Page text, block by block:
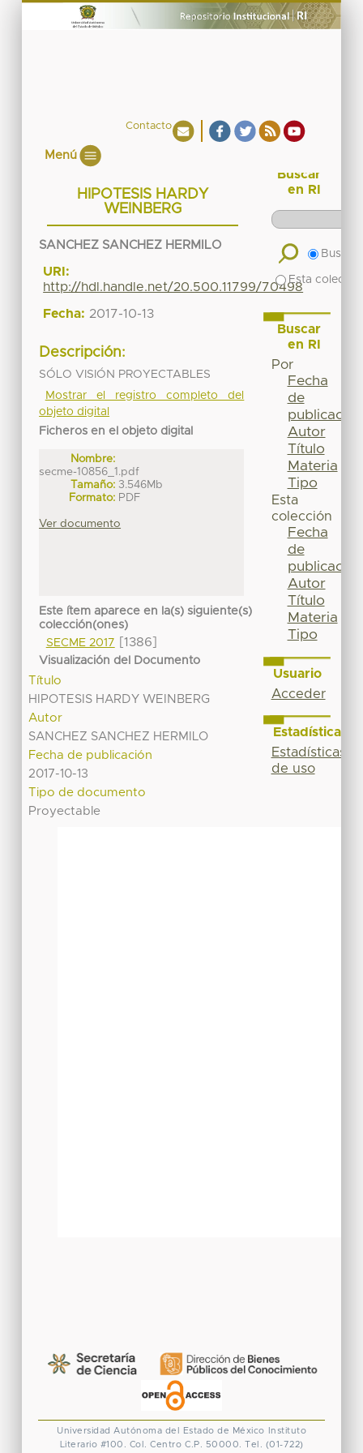
Contacto
Menú
HIPOTESIS HARDY
WEINBERG
SANCHEZ SANCHEZ HERMILO
URI:
http://hdl.handle.net/20.500.11799/70498
Fecha: 2017-10-13
Descripción:
SÓLO VISIÓN PROYECTABLES
Mostrar el registro completo del
objeto digital
Ficheros en el objeto digital
Nombre:
secme-10856_1.pdf
Tamaño: 3.546Mb
Formato: PDF
Ver documento
Este ítem aparece en la(s) siguiente(s)
colección(ones)
SECME 2017
[1386]
Visualización del Documento
Título
HIPOTESIS HARDY WEINBERG
Autor
SANCHEZ SANCHEZ HERMILO
Fecha de publicación
2017-10-13
Tipo de documento
Proyectable
Buscar
en RI
Buscar
Esta
Buscar
en RI
Por
Fecha
de
publicación
Autor
Título
Materia
Tipo
Esta
colección
Fecha
de
publicación
Autor
Título
Materia
Tipo
Usuario
Acceder
Estadísticas
Estadísticas
de uso
Universidad Autónoma del Estado de México
Instituto
Literario #100. Col. Centro C.P. 50000. Tel. (01-722)